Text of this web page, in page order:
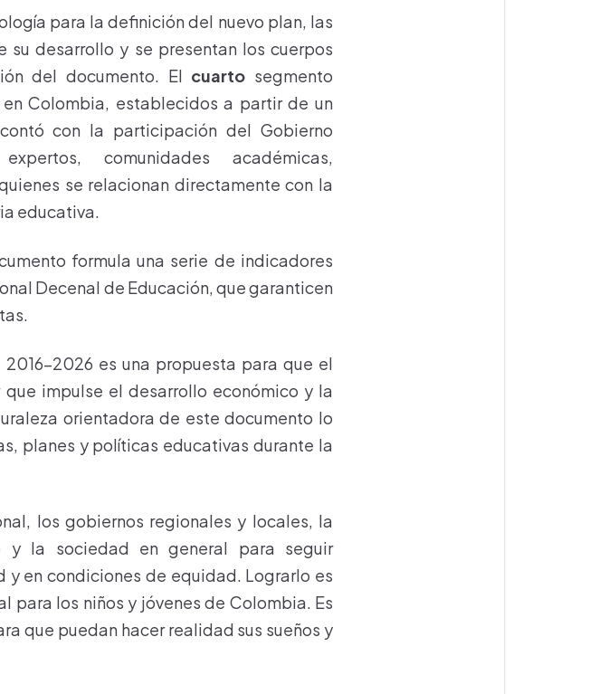
para la definición del nuevo plan, las
desarrollo y se presentan los cuerpos
del documento. El cuarto segmento
Colombia, establecidos a partir de un
con la participación del Gobierno
comunidades académicas,
se relacionan directamente con la
educativa.
formula una serie de indicadores
Decenal de Educación, que garanticen
2026 es una propuesta para que el
impulse el desarrollo económico y la
orientadora de este documento lo
planes y políticas educativas durante la
los gobiernos regionales y locales, la
y la sociedad en general para seguir
en condiciones de equidad. Lograrlo es
para los niños y jóvenes de Colombia. Es
que puedan hacer realidad sus sueños y